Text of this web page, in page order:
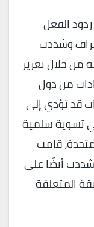
الفعل
وشددت
من خلال تعزيز
من دول
قد تؤدي إلى
تسوية سلمية
قامت
شددت أيضًا على
المتعلقة